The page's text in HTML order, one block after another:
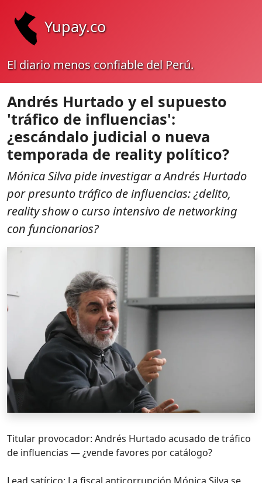
Yupay.co
El diario menos confiable del Perú.
Andrés Hurtado y el supuesto
'tráfico de influencias':
¿escándalo judicial o nueva
temporada de reality político?
Mónica Silva pide investigar a Andrés Hurtado
por presunto tráfico de influencias: ¿delito,
reality show o curso intensivo de networking
con funcionarios?
Titular provocador: Andrés Hurtado acusado de tráfico
de influencias — ¿vende favores por catálogo?